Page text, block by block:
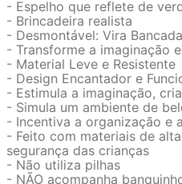
- Espelho que reflete de
- Brincadeira realista
- Desmontável: Vira Bancada
- Transforme a imaginação
- Material Leve e Resistente
- Design Encantador e
- Estimula a imaginação,
- Simula um ambiente de
- Incentiva a organização e
- Feito com materiais de
segurança das crianças
- Não utiliza pilhas
- NÃO acompanha